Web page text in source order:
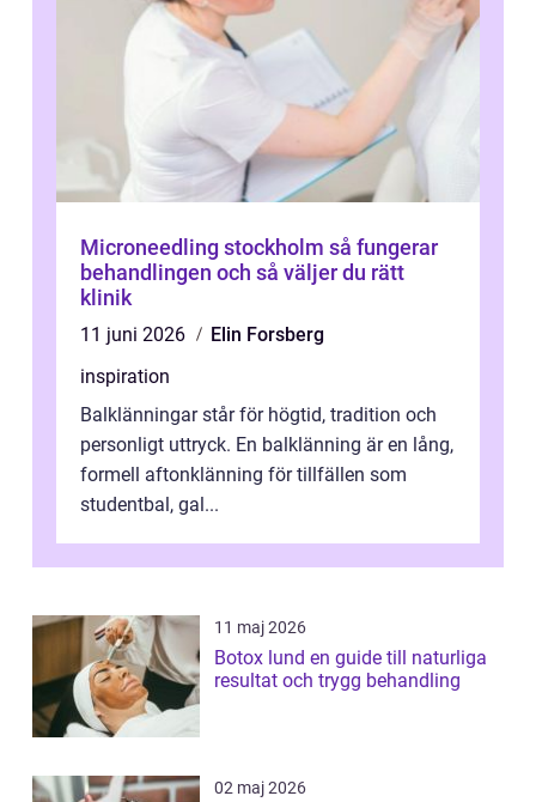
Microneedling stockholm så fungerar
behandlingen och så väljer du rätt
klinik
11 juni 2026
Elin Forsberg
inspiration
Balklänningar står för högtid, tradition och
personligt uttryck. En balklänning är en lång,
formell aftonklänning för tillfällen som
studentbal, gal...
11 maj 2026
Botox lund en guide till naturliga
resultat och trygg behandling
02 maj 2026